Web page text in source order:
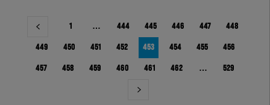
Berichtnavigatie
1 … 444 445 446 447 448
449 450 451 452 453 454 455 456
457 458 459 460 461 462 … 529